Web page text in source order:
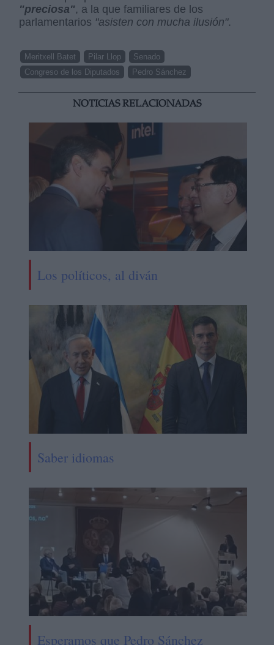
"preciosa", a la que familiares de los
parlamentarios "asisten con mucha ilusión".
Meritxell Batet Pilar Llop
Senado
Congreso de los Diputados
Pedro Sánchez
NOTICIAS RELACIONADAS
Los políticos, al diván
Saber idiomas
Esperamos que Pedro Sánchez